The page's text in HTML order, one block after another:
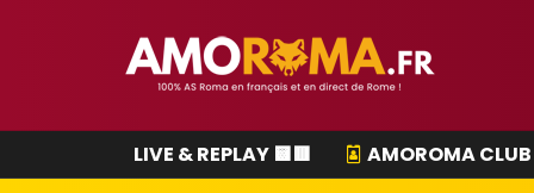
LIVE & REPLAY 🟨🟥 AMOROMA CLUB